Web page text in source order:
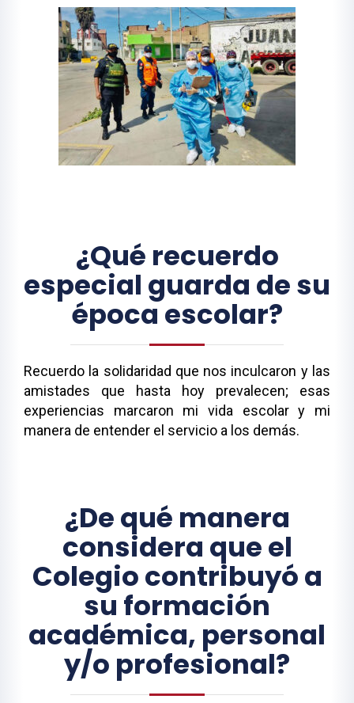
¿Qué recuerdo
especial guarda de su
época escolar?
Recuerdo la solidaridad que nos inculcaron y las
amistades que hasta hoy prevalecen; esas
experiencias marcaron mi vida escolar y mi
manera de entender el servicio a los demás.
¿De qué manera
considera que el
Colegio contribuyó a
su formación
académica, personal
y/o profesional?